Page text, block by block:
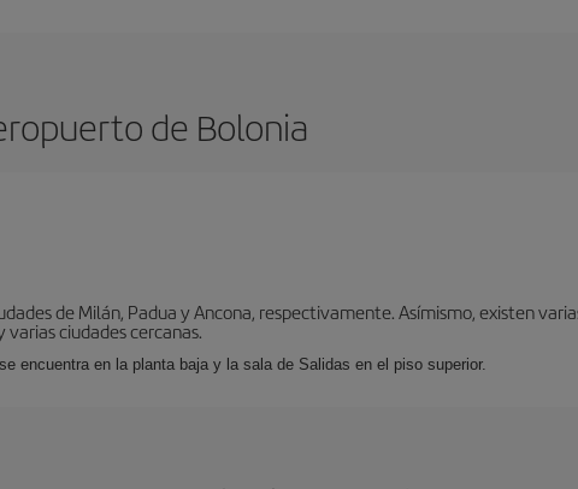
de Bolonia
de Milán, Padua y Ancona, respectivamente. Asímismo, existen
ciudades cercanas.
encuentra en la planta baja y la sala de Salidas en el piso superior.